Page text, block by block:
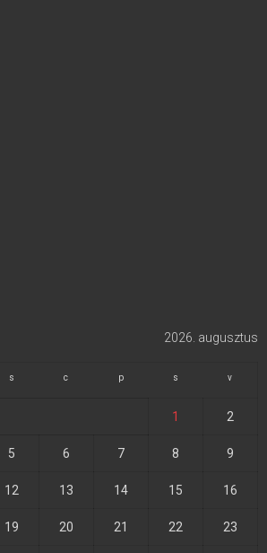
2026. augusztus
s c p s v
1 2
5 6 7 8 9
12 13 14 15 16
19 20 21 22 23